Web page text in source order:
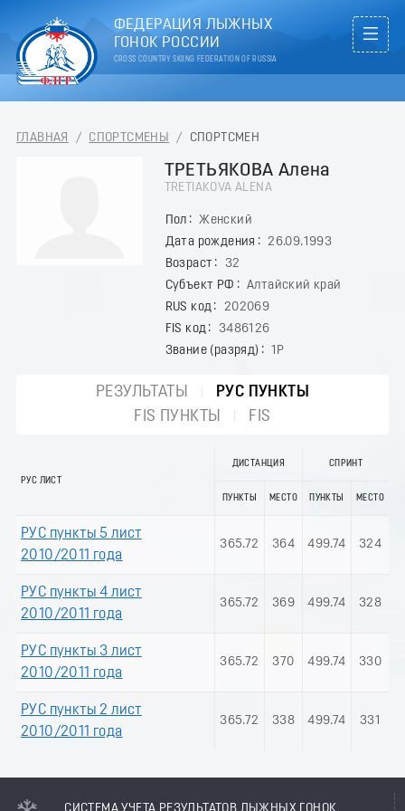
ФЕДЕРАЦИЯ ЛЫЖНЫХ
ГОНОК РОССИИ
CROSS COUNTRY SKIING FEDERATION OF RUSSIA
ГЛАВНАЯ / СПОРТСМЕНЫ / СПОРТСМЕН
ТРЕТЬЯКОВА Алена
TRETIAKOVA ALENA
Пол
Женский
Дата рождения
26.09.1993
Возраст
32
Субъект РФ
Алтайский край
RUS код
202069
FIS код
3486126
Звание (разряд)
1Р
РЕЗУЛЬТАТЫ
РУС ПУНКТЫ
FIS ПУНКТЫ
FIS
РУС ЛИСТ
ДИСТАНЦИЯ СПРИНТ
ПУНКТЫ МЕСТО ПУНКТЫ МЕСТО
РУС пункты 5 лист
2010/2011 года
365.72 364 499.74 324
РУС пункты 4 лист
2010/2011 года
365.72 369 499.74 328
РУС пункты 3 лист
2010/2011 года
365.72 370 499.74 330
РУС пункты 2 лист
2010/2011 года
365.72 338 499.74 331